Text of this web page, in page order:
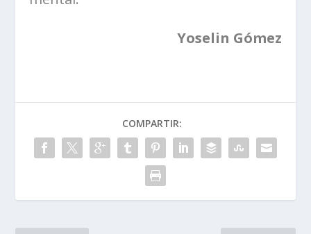
Yoselin Gómez
COMPARTIR: